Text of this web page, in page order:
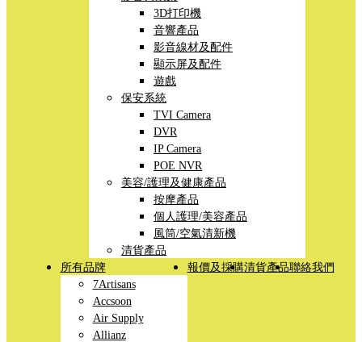
3D打印機
音響產品
影音線材及配件
顯示屏及配件
遊戲
保安系統
TVI Camera
DVR
IP Camera
POE NVR
美容/護理及健康產品
按摩產品
個人護理/美容產品
風筒/空氣清新機
清貨產品
所有品牌
7Artisans
Accsoon
Air Supply
Allianz
報價及採購清貨產品聯絡我們